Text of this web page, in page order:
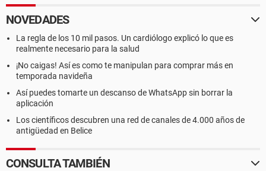
NOVEDADES
La regla de los 10 mil pasos. Un cardiólogo explicó lo que es
realmente necesario para la salud
¡No caigas! Así es como te manipulan para comprar más en
temporada navideña
Así puedes tomarte un descanso de WhatsApp sin borrar la
aplicación
Los científicos descubren una red de canales de 4.000 años de
antigüedad en Belice
CONSULTA TAMBIÉN